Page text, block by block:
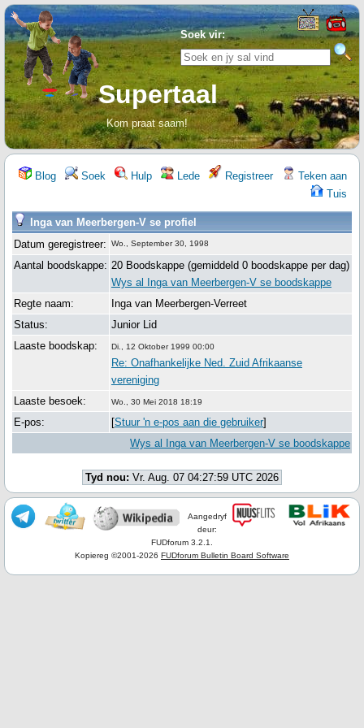
Soek vir:
Supertaal
Kom praat saam!
Blog Soek Hulp Lede Registreer
Teken aan
Tuis
Inga van Meerbergen-V se profiel
Datum geregistreer:
Wo., September 30, 1998
Aantal boodskappe: 20 Boodskappe (gemiddeld 0 boodskappe per dag)
Wys al Inga van Meerbergen-V se boodskappe
Regte naam:
Inga van Meerbergen-Verreet
Status:
Junior Lid
Laaste boodskap:
Di., 12 Oktober 1999 00:00
Re: Onafhankelijke Ned. Zuid Afrikaanse
vereniging
Laaste besoek:
Wo., 30 Mei 2018 18:19
E-pos: [Stuur 'n e-pos aan die gebruiker]
Wys al Inga van Meerbergen-V se boodskappe
Tyd nou: Vr. Aug. 07 04:27:59 UTC 2026
Aangedryf
deur:
FUDforum 3.2.1.
Kopiereg ©2001-2026 FUDforum Bulletin Board Software